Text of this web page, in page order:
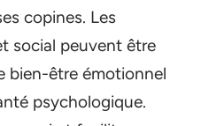
copines. Les
social peuvent être
bien-être émotionnel
psychologique.